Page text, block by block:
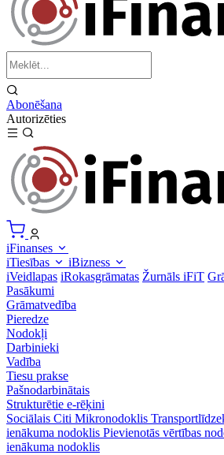
Abonēšana
Autorizēties
iFinanses
iTiesības
iBizness
iVeidlapas iRokasgrāmatas Žurnāls iFiT
Pasākumi
Grāmatvedība
Pieredze
Nodokļi
Darbinieki
Vadība
Tiesu prakse
Pašnodarbinātais
Strukturētie e-rēķini
Sociālais Citi Mikronodoklis
ienākuma nodoklis Pievienotās vērtības
ienākuma nodoklis